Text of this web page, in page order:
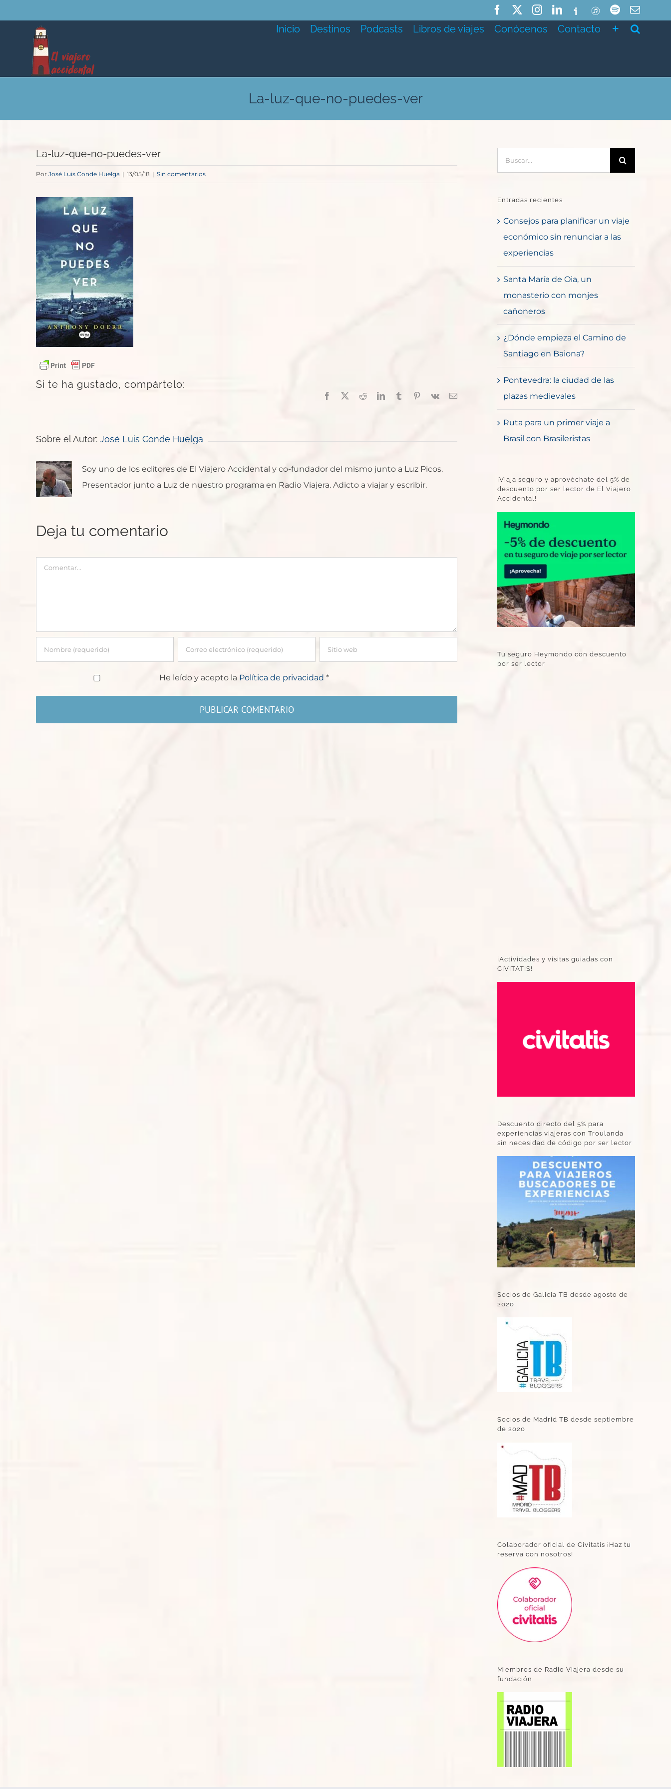
al
contenido
FacebookInstagramLinkedIn
IvooxITunesSpotifyCorreo
Inicio Destinos Podcasts Libros de viajes Conócenos Contacto
La-luz-que-no-puedes-ver
La-luz-que-no-puedes-ver
Por José Luis Conde Huelga | 13/05/18 | Sin comentarios
Si te ha gustado, compártelo:
Facebook RedditLinkedInTumblr Pinterest
Vk
Correo
Sobre el Autor: José Luis Conde Huelga
Soy uno de los editores de El Viajero Accidental y co-fundador del mismo junto a Luz Picos.
Presentador junto a Luz de nuestro programa en Radio Viajera. Adicto a viajar y escribir.
Deja tu comentario
Comentar
He leído y acepto la Política de privacidad*
Entradas recientes
Consejos para planificar un viaje
económico sin renunciar a las
experiencias
Santa María de Oia, un
monasterio con monjes
cañoneros
¿Dónde empieza el Camino de
Santiago en Baiona?
Pontevedra: la ciudad de las
plazas medievales
Ruta para un primer viaje a
Brasil con Brasileristas
¡Viaja seguro y aprovéchate del 5% de
descuento por ser lector de El Viajero
Accidental!
Tu seguro Heymondo con descuento
por ser lector
¡Actividades y visitas guiadas con
CIVITATIS!
Descuento directo del 5% para
experiencias viajeras con Troulanda
sin necesidad de código por ser lector
Socios de Galicia TB desde agosto de
2020
Socios de Madrid TB desde septiembre
de 2020
Colaborador oficial de Civitatis ¡Haz tu
reserva con nosotros!
Miembros de Radio Viajera desde su
fundación